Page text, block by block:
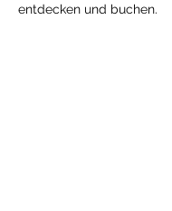
entdecken und buchen.